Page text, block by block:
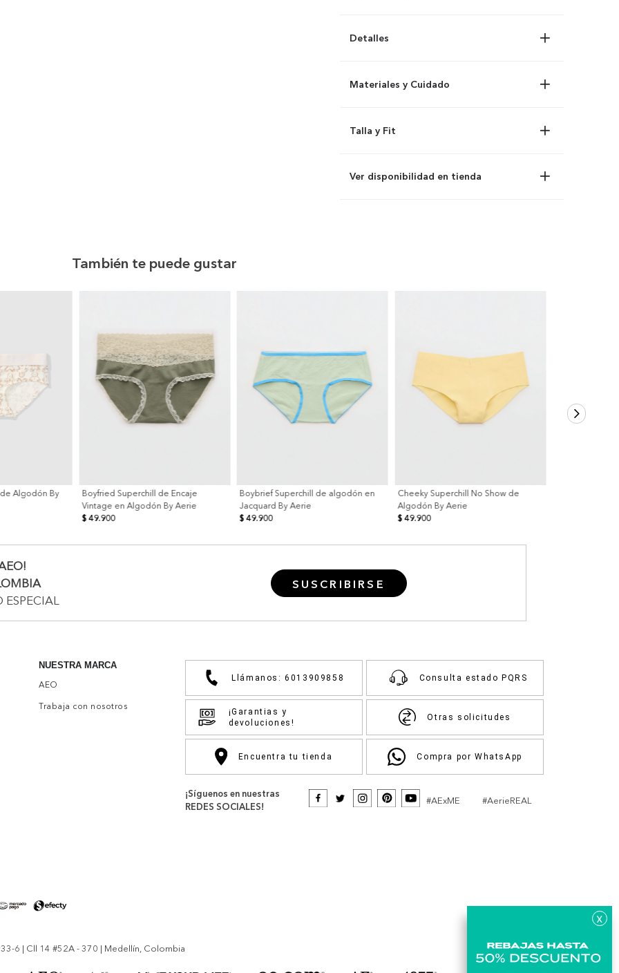
x
Detalles
Materiales y Cuidado
Talla y Fit
Ver disponibilidad en tienda
También te puede gustar
Algodón By
Boyfried Superchill de Encaje
Vintage en Algodón By Aerie
$ 49.900
Boybrief Superchill de algodón en
Jacquard By Aerie
$ 49.900
Cheeky Superchill No Show de
Algodón By Aerie
$ 49.900
ESPECIAL
SUSCRIBIRSE
NUESTRA MARCA
AEO
Trabaja con nosotros
Llámanos: 6013909858 Consulta estado PQRS
¡Garantias y
devoluciones!
Otras solicitudes
Encuentra tu tienda Compra por WhatsApp
¡Síguenos en nuestras
REDES SOCIALES!
#AExME #AerieREAL
6 | Cll 14 #52A - 370 | Medellín, Colombia